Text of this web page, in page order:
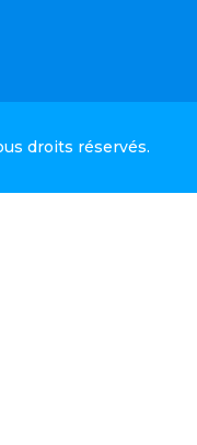
droits réservés.